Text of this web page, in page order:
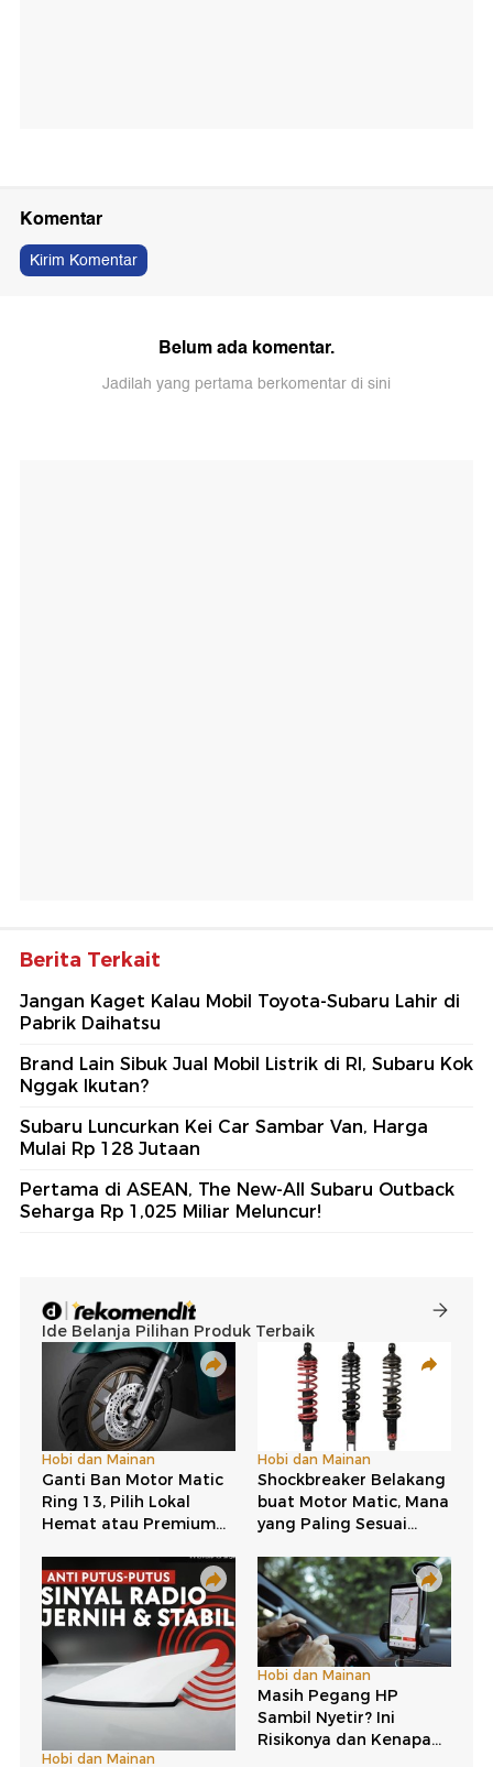
Komentar
Kirim Komentar
Belum ada komentar.
Jadilah yang pertama berkomentar di sini
Berita Terkait
Jangan Kaget Kalau Mobil Toyota-Subaru Lahir di
Pabrik Daihatsu
Brand Lain Sibuk Jual Mobil Listrik di RI, Subaru Kok
Nggak Ikutan?
Subaru Luncurkan Kei Car Sambar Van, Harga
Mulai Rp 128 Jutaan
Pertama di ASEAN, The New-All Subaru Outback
Seharga Rp 1,025 Miliar Meluncur!